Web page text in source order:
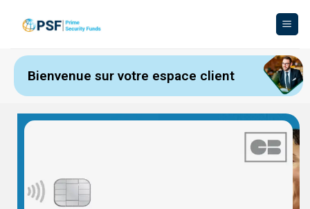
Bienvenue sur votre espace client